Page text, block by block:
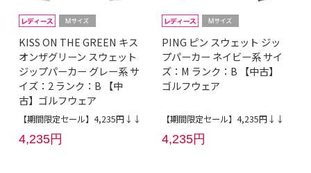
KISS ON THE GREEN キス
オンザグリーン スウェット
ジップパーカー グレー系 サ
イズ：2 ランク：B 【中
古】ゴルフウェア
【期間限定セール】4,235円↓↓
4,235円
PING ピン スウェット ジッ
プパーカー ネイビー系 サイ
ズ：M ランク：B 【中古】
ゴルフウェア
【期間限定セール】4,235円↓↓
4,235円